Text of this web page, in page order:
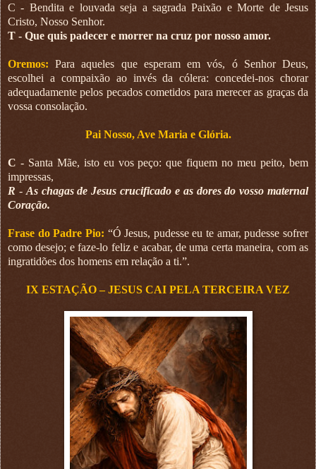
C - Bendita e louvada seja a sagrada Paixão e Morte de Jesus
Cristo, Nosso Senhor.
T - Que quis padecer e morrer na cruz por nosso amor.
Oremos: Para aqueles que esperam em vós, ó Senhor Deus,
escolhei a compaixão ao invés da cólera: concedei-nos chorar
adequadamente pelos pecados cometidos para merecer as graças da
vossa consolação.
Pai Nosso, Ave Maria e Glória.
C - Santa Mãe, isto eu vos peço: que fiquem no meu peito, bem
impressas,
R - As chagas de Jesus crucificado e as dores do vosso maternal
Coração.
Frase do Padre Pio: “Ó Jesus, pudesse eu te amar, pudesse sofrer
como desejo; e faze-lo feliz e acabar, de uma certa maneira, com as
ingratidões dos homens em relação a ti.”.
IX ESTAÇÃO – JESUS CAI PELA TERCEIRA VEZ